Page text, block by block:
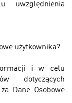
uwzględnienia
użytkownika?
i w celu
dotyczących
Dane Osobowe